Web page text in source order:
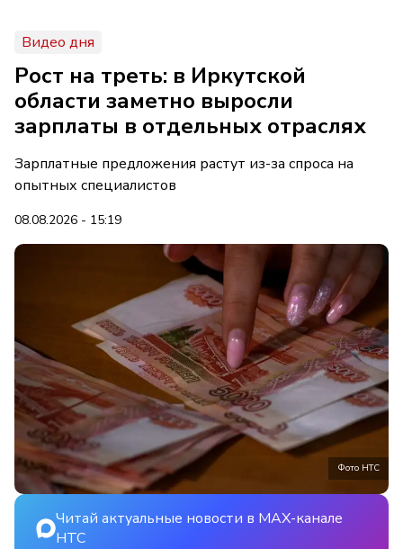
Видео дня
Рост на треть: в Иркутской
области заметно выросли
зарплаты в отдельных отраслях
Зарплатные предложения растут из-за спроса на
опытных специалистов
08.08.2026 - 15:19
Фото НТС
Читай актуальные новости в MAX-канале
НТС